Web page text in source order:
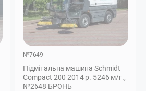
№7649
Підмітальна машина Schmidt
Compact 200 2014 р. 5246 м/г.,
№2648 БРОНЬ